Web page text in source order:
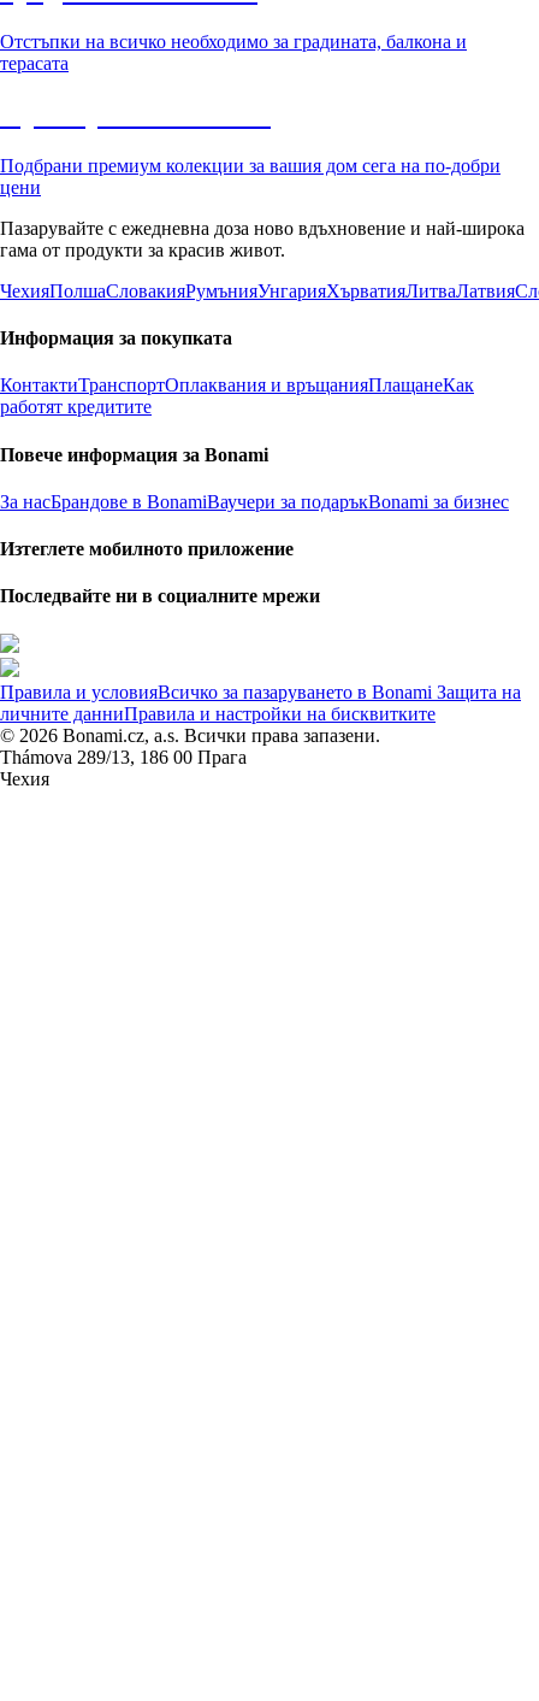
Отстъпки на всичко необходимо за градината, балкона и
терасата
Подбрани премиум колекции за вашия дом сега на по-добри
цени
Пазарувайте с ежедневна доза ново вдъхновение и най-широка
гама от продукти за красив живот.
ЧехияПолшаСловакияРумънияУнгарияХърватияЛитваЛатвия
Информация за покупката
КонтактиТранспортОплаквания и връщанияПлащанеКак
работят кредитите
Повече информация за Bonami
За насБрандове в BonamiВаучери за подаръкBonami за бизнес
Изтеглете мобилното приложение
Последвайте ни в социалните мрежи
Правила и условияВсичко за пазаруването в Bonami Защита на
личните данниПравила и настройки на бисквитките
© 2026 Bonami.cz, a.s. Всички права запазени.
Thámova 289/13, 186 00 Прага
Чехия